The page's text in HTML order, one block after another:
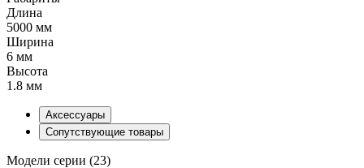
Длина
5000 мм
Ширина
6 мм
Высота
1.8 мм
Аксессуары
Сопутствующие товары
Модели серии (23)